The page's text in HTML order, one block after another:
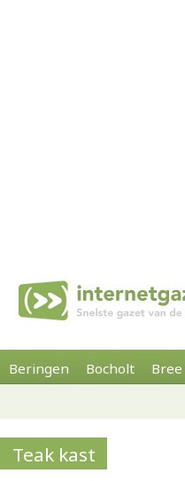
Beringen Bocholt Bree
Teak kast